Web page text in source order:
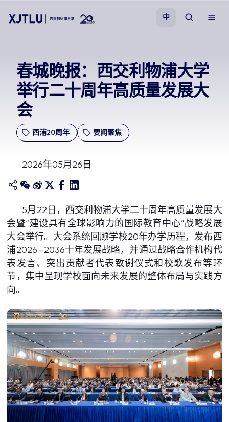
招生
科研
关于我们
中
春城晚报：西交利物浦大学
举行二十周年高质量发展大
会
西浦20周年 要闻聚焦
2026年05月26日
5月22日，西交利物浦大学二十周年高质量发展大
会暨“建设具有全球影响力的国际教育中心”战略发展
大会举行。大会系统回顾学校20年办学历程，发布西
浦2026—2036十年发展战略，并通过战略合作机构代
表发言、突出贡献者代表致谢仪式和校歌发布等环
节，集中呈现学校面向未来发展的整体布局与实践方
向。